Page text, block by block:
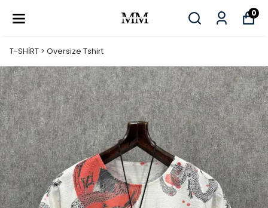
0
T-SHİRT > Oversize Tshirt